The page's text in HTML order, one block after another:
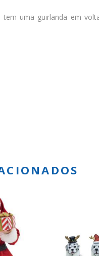
uma guirlanda em